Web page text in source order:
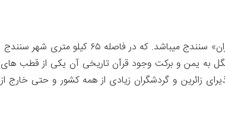
نگل نام روستایی در دهستان نگل از توابع بخش «کلاترزان» سنندج میباشد. که در فاصله ۶۵ کیلو متری شهر سنندج
به یمن و برکت وجود قرآن تاریخی آن یکی از قطب های
زائرین و گردشگران زیادی از همه کشور و حتی خارج از